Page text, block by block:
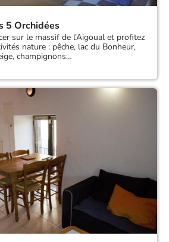
5 Orchidées
sur le massif de l’Aigoual et profitez
nature : pêche, lac du Bonheur,
champignons…